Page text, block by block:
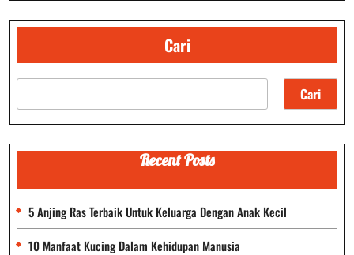
Alam
Cari
Cari
Recent Posts
5 Anjing Ras Terbaik Untuk Keluarga Dengan Anak Kecil
10 Manfaat Kucing Dalam Kehidupan Manusia